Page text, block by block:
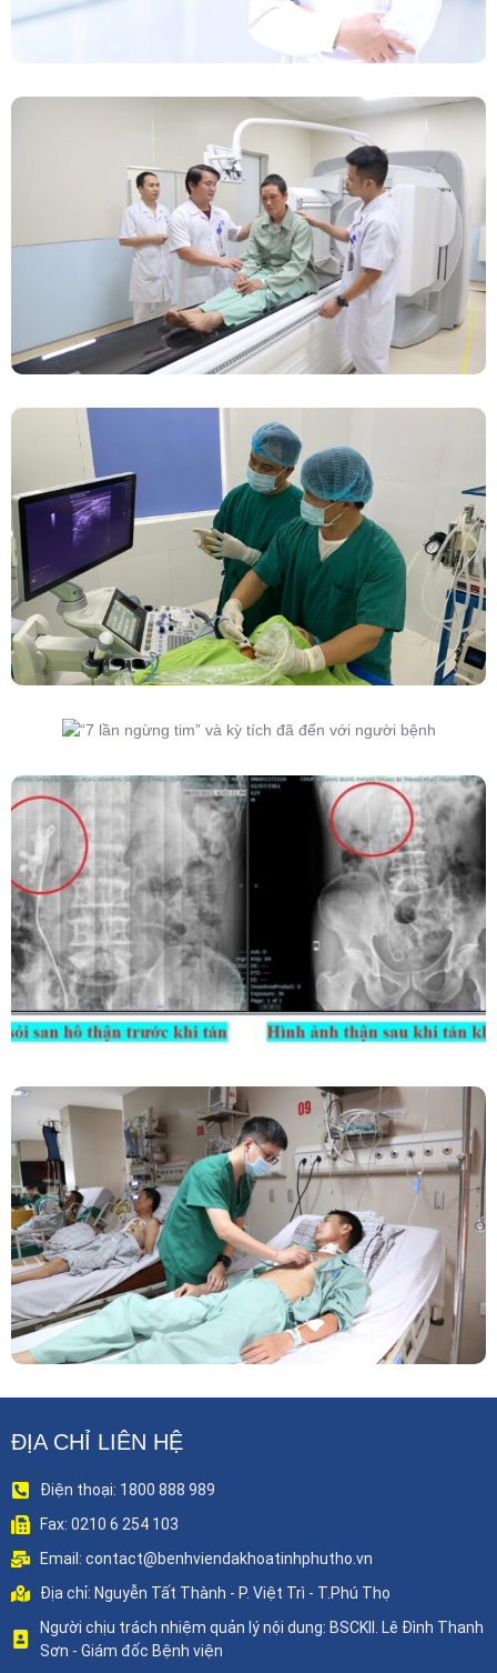
Chính Thức Vận Hành Máy Xạ Hình Thế Hệ
Mới Spect/CT Trong Chẩn Đoán Và Điều Trị
Ung Thư Tại Bệnh Viện Đa Khoa Tỉnh Phú Thọ
Đốt Sóng Cao Tần Dưới Siêu Âm, Điều Trị U
Lành Tuyến Giáp Không Cần Phẫu Thuật
Người Bệnh
Kết Hợp Tán Sỏi Qua Da Và Tán Sỏi Nội Soi
Ống Mềm – Kỹ Thuật Cao Loại Bỏ Triệt Để Sỏi
San Hô Thận
Phẫu Thuật Nội Soi Thay Van Tim – Bước Tiến
Vững Chắc Của Khoa Phẫu Thuật Tim Mạch
Lồng Ngực BVĐK Tỉnh Phú Thọ
ĐỊA CHỈ LIÊN HỆ
Điện thoại: 1800 888 989
Fax: 0210 6 254 103
Email: contact@benhviendakhoatinhphutho.vn
Địa chỉ: Nguyễn Tất Thành - P. Việt Trì - T.Phú Thọ
Người chịu trách nhiệm quản lý nội dung: BSCKII. Lê Đình Thanh
Sơn - Giám đốc Bệnh viện